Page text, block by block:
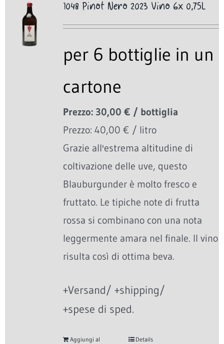
1048 Pinot Nero 2023 Vino 6x 0,75L
per 6 bottiglie in un
cartone
Prezzo: 30,00 € / bottiglia
Prezzo: 40,00 € / litro
Grazie all'estrema altitudine di
coltivazione delle uve, questo
Blauburgunder è molto fresco e
fruttato. Le tipiche note di frutta
rossa si combinano con una nota
leggermente amara nel finale. Il vino
risulta così di ottima beva.
+Versand/ +shipping/
+spese di sped.
Aggiungi al
Details